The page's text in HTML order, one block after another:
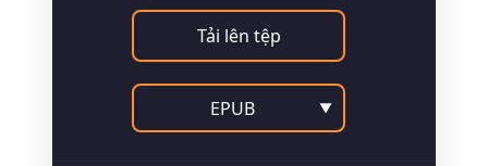
Tải lên tệp
EPUB ▼